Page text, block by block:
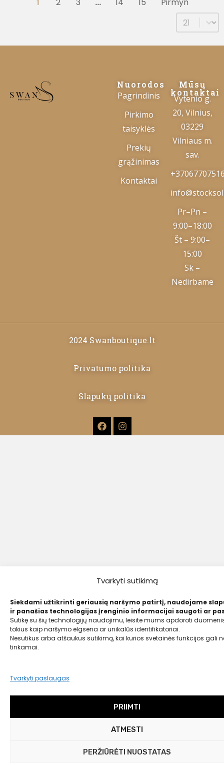
Tvarkyti sutikimą
Siekdami užtikrinti geriausią naršymo patirtį, naudojame
ir panašias technologijas įrenginio informacijai saugoti ar
Sutikę su šių technologijų naudojimu, leisite mums apdoroti
tokius kaip naršymo elgsena ar unikalūs identifikatoriai.
Nesutikus arba atšaukus sutikimą, kai kurios svetainės funkcijos gali
tinkamai.
Tvarkyti paslaugas
PRIIMTI
ATMESTI
PERŽIŪRĖTI NUOSTATAS
Select
Nuorodos
Pagrindinis
Pirkimo
taisyklės
Prekių
grąžinimas
Kontaktai
Mūsų
kontaktai
Vytenio g.
20, Vilnius,
03229
Vilniaus m.
sav.
Pr–Pn –
9:00–18:00
Št – 9:00–
15:00
Sk –
Nedirbame
2024 Swanboutique.lt
Privatumo politika
Slapukų politika